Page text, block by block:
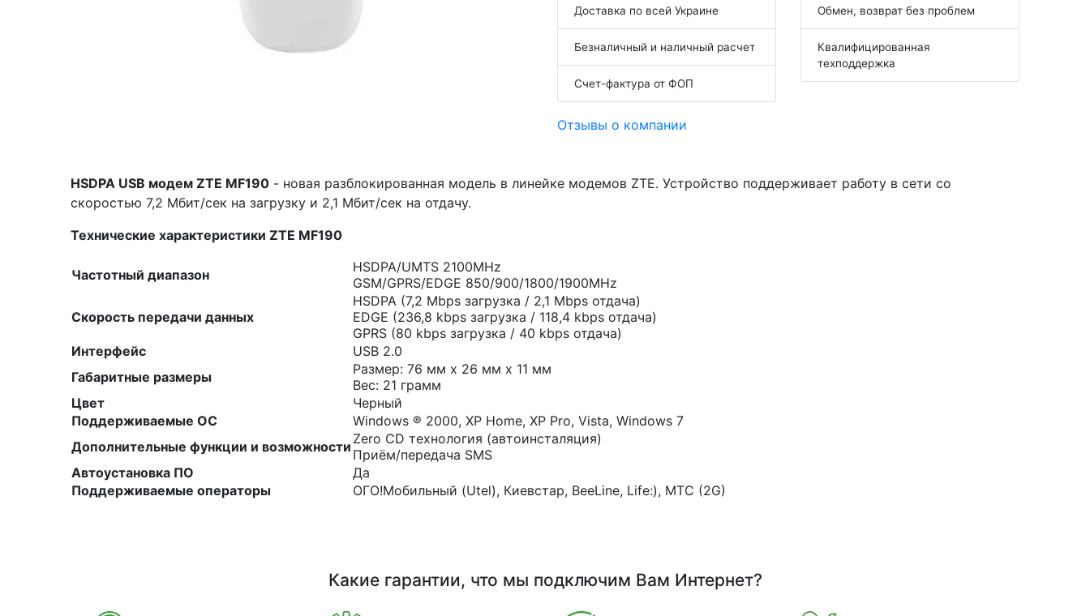
Доставка по всей Украине
Безналичный и наличный расчет
Счет-фактура от ФОП
Обмен, возврат без проблем
Квалифицированная
техподдержка
Отзывы о компании
HSDPA USB модем ZTE MF190 - новая разблокированная модель в линейке модемов ZTE. Устройство поддерживает работу в сети со
скоростью 7,2 Мбит/сек на загрузку и 2,1 Мбит/сек на отдачу.
Технические характеристики ZTE MF190
Частотный диапазон
HSDPA/UMTS 2100MHz
GSM/GPRS/EDGE 850/900/1800/1900MHz
Скорость передачи данных
HSDPA (7,2 Mbps загрузка / 2,1 Mbps отдача)
EDGE (236,8 kbps загрузка / 118,4 kbps отдача)
GPRS (80 kbps загрузка / 40 kbps отдача)
Интерфейс
USB 2.0
Габаритные размеры
Размер: 76 мм x 26 мм x 11 мм
Вес: 21 грамм
Цвет
Черный
Поддерживаемые ОС
Windows ® 2000, XP Home, XP Pro, Vista, Windows 7
Дополнительные функции и возможности Zero CD технология (автоинсталяция)
Приём/передача SMS
Автоустановка ПО
Да
Поддерживаемые операторы
ОГО!Мобильный (Utel), Киевстар, BeeLine, Life:), MTC (2G)
Какие гарантии, что мы подключим Вам Интернет?